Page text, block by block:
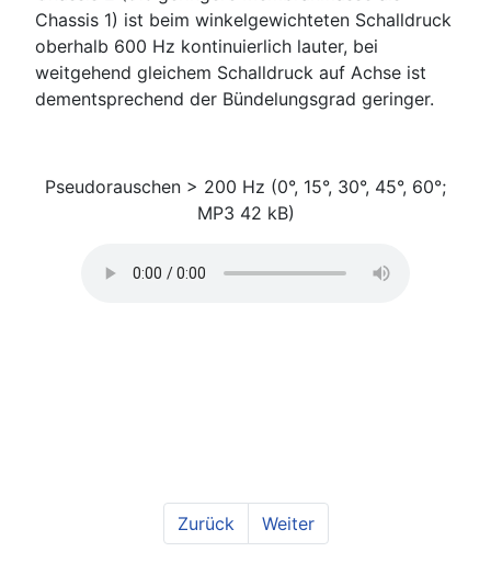
Chassis 1) ist beim winkelgewichteten Schalldruck
oberhalb 600 Hz kontinuierlich lauter, bei
weitgehend gleichem Schalldruck auf Achse ist
dementsprechend der Bündelungsgrad geringer.
Pseudorauschen > 200 Hz (0°, 15°, 30°, 45°, 60°;
MP3 42 kB)
Zurück Weiter